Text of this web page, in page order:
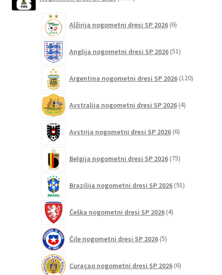
izberete
strani
izdelkov
Alžirija nogometni dresi SP 2026 6izdelkov
Anglija nogometni dresi SP 2026 51izdelkov
Argentina nogometni dresi SP 2026 120izdelkov
Avstralija nogometni dresi SP 2026 4izdelki
Avstrija nogometni dresi SP 2026 6izdelkov
Belgija nogometni dresi SP 2026 75izdelkov
Brazilija nogometni dresi SP 2026 91izdelkov
Češka nogometni dresi SP 2026 4izdelki
Čile nogometni dresi SP 2026 5izdelkov
Curaçao nogometni dresi SP 2026 6izdelkov